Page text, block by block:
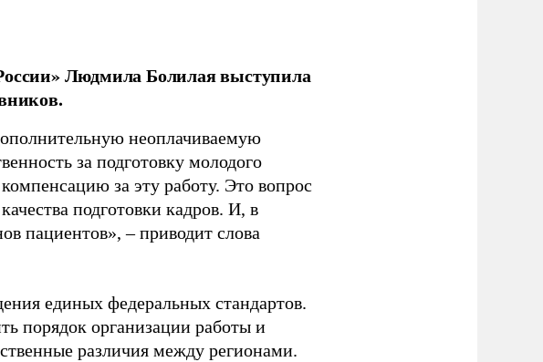
Людмила Болилая выступила
неоплачиваемую
за подготовку молодого
за эту работу. Это вопрос
подготовки кадров. И, в
пациентов», – приводит слова
единых федеральных стандартов.
порядок организации работы и
различия между регионами.